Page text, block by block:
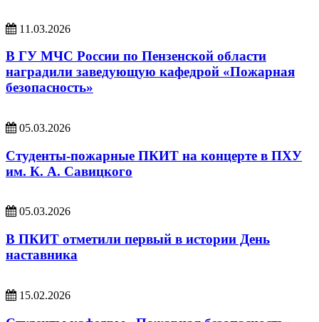
11.03.2026
В ГУ МЧС России по Пензенской области
наградили заведующую кафедрой «Пожарная
безопасность»
05.03.2026
Студенты-пожарные ПКИТ на концерте в ПХУ
им. К. А. Савицкого
05.03.2026
В ПКИТ отметили первый в истории День
наставника
15.02.2026